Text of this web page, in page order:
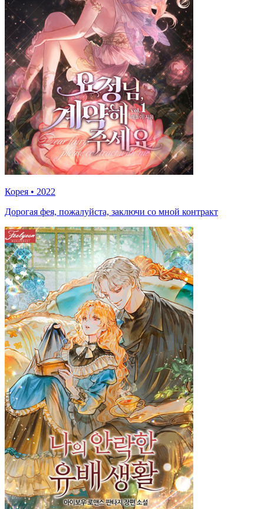
Корея • 2022
Дорогая фея, пожалуйста, заключи со мной контракт